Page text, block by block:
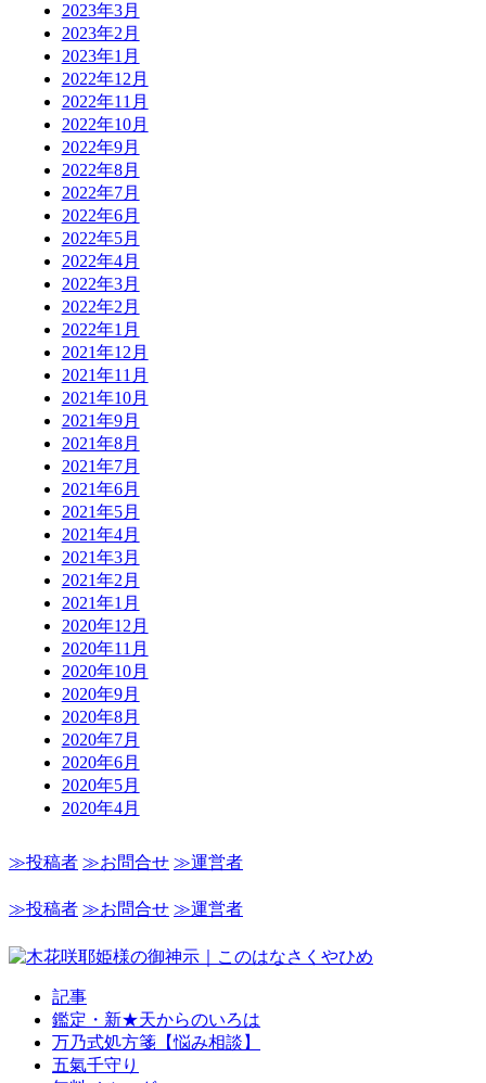
2023年3月
2023年2月
2023年1月
2022年12月
2022年11月
2022年10月
2022年9月
2022年8月
2022年7月
2022年6月
2022年5月
2022年4月
2022年3月
2022年2月
2022年1月
2021年12月
2021年11月
2021年10月
2021年9月
2021年8月
2021年7月
2021年6月
2021年5月
2021年4月
2021年3月
2021年2月
2021年1月
2020年12月
2020年11月
2020年10月
2020年9月
2020年8月
2020年7月
2020年6月
2020年5月
2020年4月
≫投稿者 ≫お問合せ ≫運営者
≫投稿者 ≫お問合せ ≫運営者
記事
鑑定・新★天からのいろは
万乃式処方箋【悩み相談】
五氣千守り